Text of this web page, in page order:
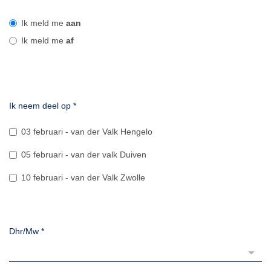
Ik meld me aan
Ik meld me af
Ik neem deel op *
03 februari - van der Valk Hengelo
05 februari - van der valk Duiven
10 februari - van der Valk Zwolle
Dhr/Mw *